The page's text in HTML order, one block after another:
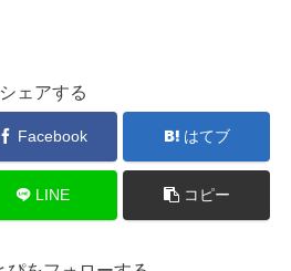
シェアする
Facebook はてブ
LINE コピー